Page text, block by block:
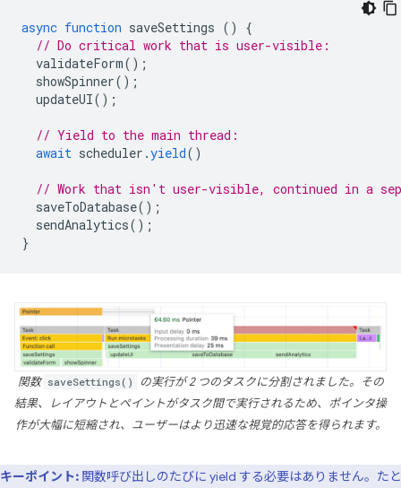
async function saveSettings ()
{
// Do critical work that is user-visible:
validateForm();
showSpinner();
updateUI();
// Yield to the main thread:
await scheduler .yield()
// Work that isn't user-visible, continued in a
saveToDatabase();
sendAnalytics();
}
関数 saveSettings()
の実行が 2 つのタスクに分割されました。その
結果、レイアウトとペイントがタスク間で実行されるため、ポインタ操
作が大幅に短縮され、ユーザーはより迅速な視覚的応答を得られます。
キーポイント: 関数呼び出しのたびに yield する必要はありません。た